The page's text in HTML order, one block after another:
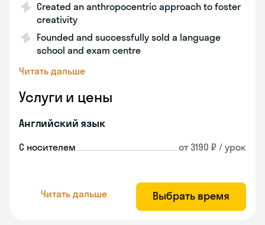
Created an anthropocentric approach to foster
creativity
Founded and successfully sold a language
school and exam centre
Читать дальше
Услуги и цены
Английский язык
С носителем от 3190 ₽ / урок
Читать дальше Выбрать время